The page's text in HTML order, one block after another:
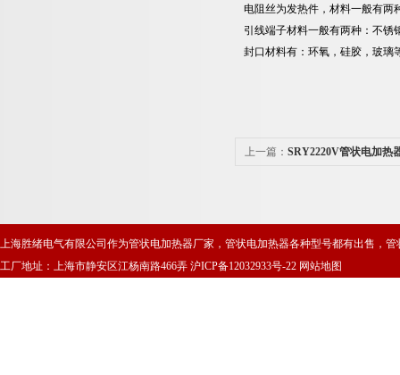
电阻丝为发热件，材料一般有两
引线端子材料一般有两种：不锈
封口材料有：环氧，硅胶，玻璃
上一篇： SRY2220V管状电加热
上海胜绪电气有限公司作为管状电加热器厂家，管状电加热器各种型号都有出售，
工厂地址：上海市静安区江杨南路466弄 沪ICP备12032933号-22 网站地图